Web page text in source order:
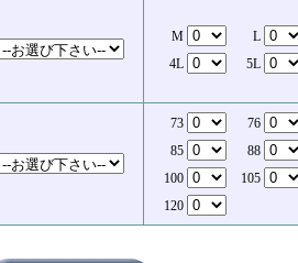
M L
4L
5L
73 76
85
88
100
105
120